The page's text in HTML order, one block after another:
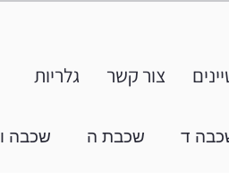
צור קשר גלריות
ד שכבת ה שכבה ו